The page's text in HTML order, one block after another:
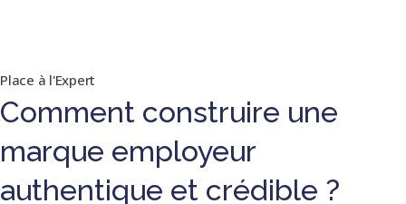
Place à l'Expert
Comment construire une
marque employeur
authentique et crédible ?